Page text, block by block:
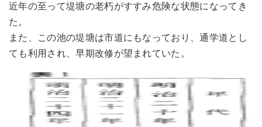
近年の至って堤塘の老朽がすすみ危険な状態になってき
た。
また、この池の堤塘は市道にもなっており、通学道とし
ても利用され、早期改修が望まれていた。